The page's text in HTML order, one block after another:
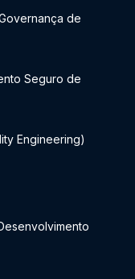
de
Seguro de
Engineering)